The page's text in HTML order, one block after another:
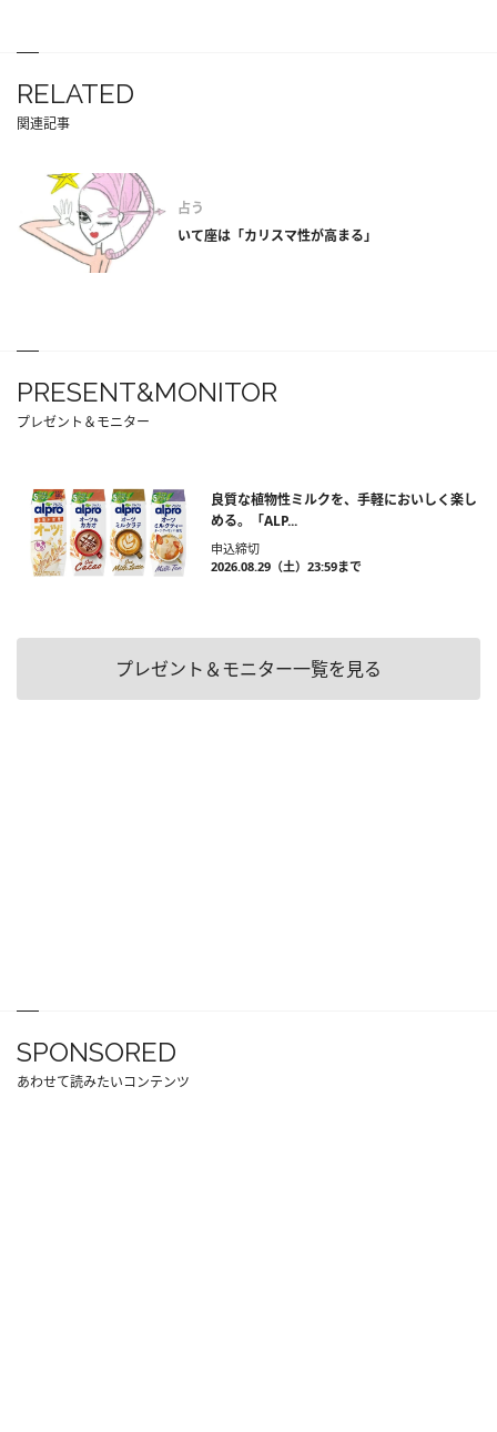
RELATED
関連記事
占う
いて座は「カリスマ性が高まる」
PRESENT&MONITOR
プレゼント＆モニター
良質な植物性ミルクを、手軽においしく楽し
める。「ALP...
申込締切
2026.08.29（土）23:59まで
プレゼント＆モニター一覧を見る
SPONSORED
あわせて読みたいコンテンツ